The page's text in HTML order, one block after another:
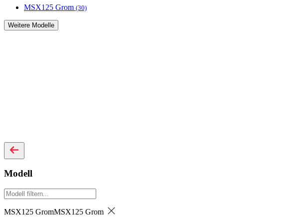
MSX125 Grom (30)
Weitere Modelle
Modell
MSX125 GromMSX125 Grom